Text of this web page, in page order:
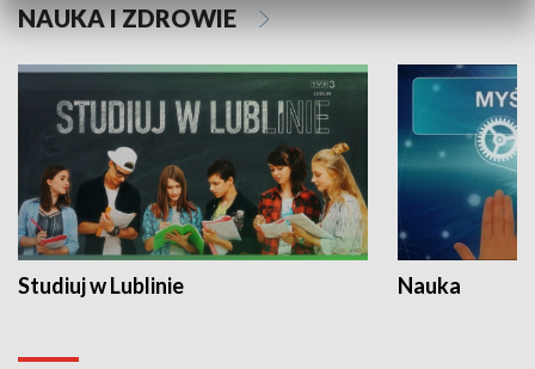
NAUKA I ZDROWIE
Studiuj w Lublinie Nauka